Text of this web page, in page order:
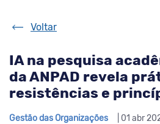
Voltar
IA na pesquisa
da ANPAD revela
resistências e
Gestão das Organizações | 01 abr